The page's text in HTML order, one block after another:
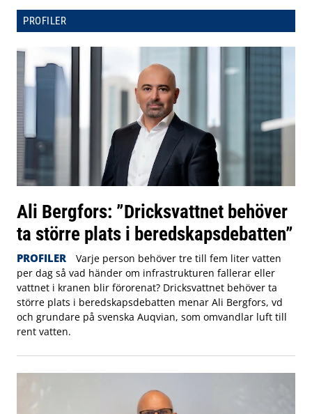
PROFILER
Ali Bergfors: ”Dricksvattnet behöver
ta större plats i beredskapsdebatten”
PROFILER
Varje person behöver tre till fem liter vatten
per dag så vad händer om infrastrukturen fallerar eller
vattnet i kranen blir förorenat? Dricksvattnet behöver ta
större plats i beredskapsdebatten menar Ali Bergfors, vd
och grundare på svenska Auqvian, som omvandlar luft till
rent vatten.